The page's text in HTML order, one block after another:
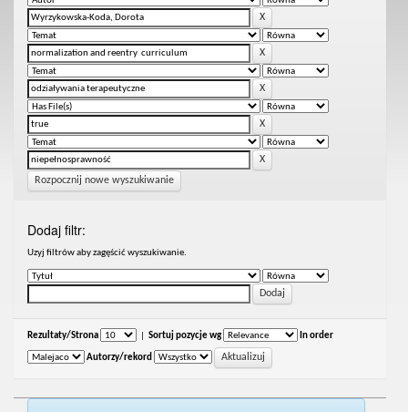
Rozpocznij nowe wyszukiwanie
Dodaj filtr:
Uzyj filtrów aby zagęścić wyszukiwanie.
Rezultaty/Strona Sortuj pozycje wg In order
Autorzy/rekord